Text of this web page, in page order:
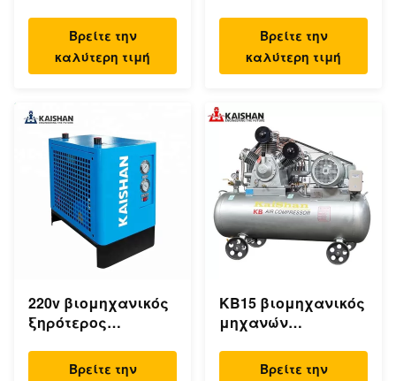
350cfm βιδών 55KW
75HP 8bar
βιομηχανικό
Βρείτε την
καλύτερη τιμή
συμπιεστών/
επέκτασης
αεροσυμπιεστών
Βρείτε την
καλύτερη τιμή
220v βιομηχανικός
ξηρότερος
κατεψυγμένος
Βρείτε την
KB15 βιομηχανικός
μηχανών
15kw 20hp εμβόλων
Βρείτε την